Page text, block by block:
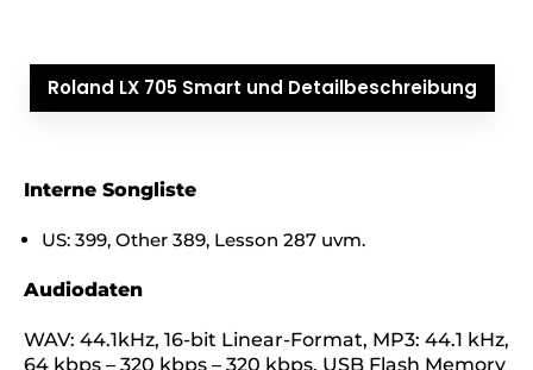
Roland LX 705 Smart und Detailbeschreibung
Interne Songliste
US: 399, Other 389, Lesson 287 uvm.
Audiodaten
WAV: 44.1kHz, 16-bit Linear-Format, MP3: 44.1 kHz,
64 kbps – 320 kbps – 320 kbps, USB Flash Memory